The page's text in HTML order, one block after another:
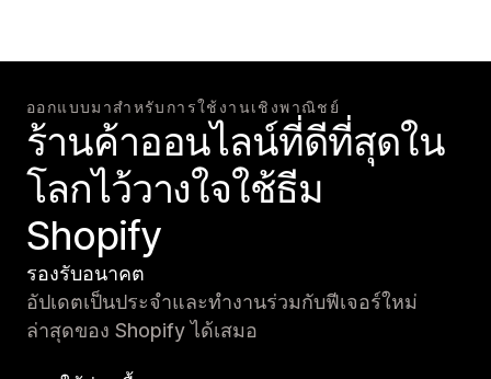
ออกแบบมาสำหรับการใช้งานเชิงพาณิชย์
ร้านค้าออนไลน์ที่ดีที่สุดใน
โลกไว้วางใจใช้ธีม
Shopify
รองรับอนาคต
อัปเดตเป็นประจำและทำงานร่วมกับฟีเจอร์ใหม่
ล่าสุดของ Shopify ได้เสมอ